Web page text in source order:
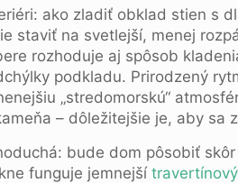
staviť na svetlejší, menej
rozhoduje aj spôsob
podkladu. Prirodzený
„stredomorskú“
– dôležitejšie je, aby sa
bude dom pôsobiť
funguje jemnejší